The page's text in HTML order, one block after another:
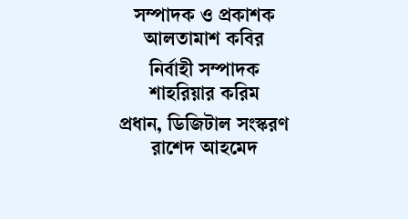
সম্পাদক ও প্রকাশক
আলতামাশ কবির
নির্বাহী সম্পাদক
শাহরিয়ার করিম
প্রধান, ডিজিটাল সংস্করণ
রাশেদ আহমেদ